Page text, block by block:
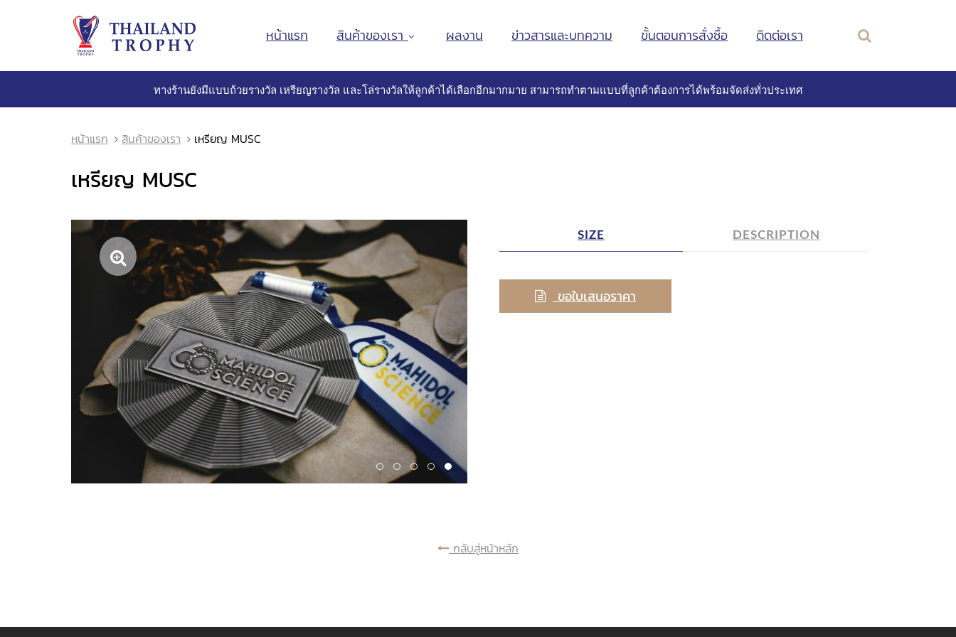
หน้าแรก สินค้าของเรา ผลงาน ข่าวสารและบทความ ขั้นตอนการสั่งซื้อ ติดต่อเรา
ทางร้านยังมีแบบถ้วยรางวัล เหรียญรางวัล และโล่รางวัลให้ลูกค้าได้เลือกอีกมากมาย สามารถทำตามแบบที่ลูกค้าต้องการได้พร้อมจัดส่งทั่วประเทศ
หน้าแรก สินค้าของเรา เหรียญ MUSC
เหรียญ MUSC
SIZE DESCRIPTION
ขอใบเสนอราคา
กลับสู่หน้าหลัก